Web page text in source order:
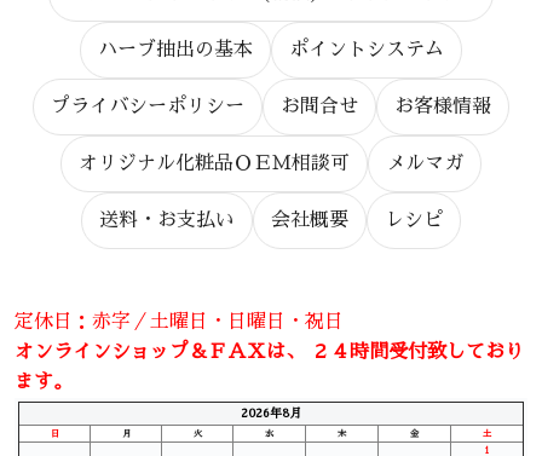
ハーブ抽出の基本 ポイントシステム
プライバシーポリシー お問合せ お客様情報
オリジナル化粧品ＯＥＭ相談可 メルマガ
送料・お支払い 会社概要 レシピ
定休日：赤字／土曜日・日曜日・祝日
オンラインショップ＆ＦＡＸは、 ２４時間受付致しており
ます。
2026年8月
日 月 火 水 木 金
土
1